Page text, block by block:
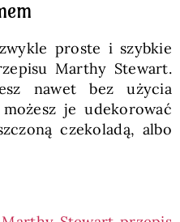
proste i szybkie
Marthy Stewart.
nawet bez użycia
je udekorować
czekoladą, albo